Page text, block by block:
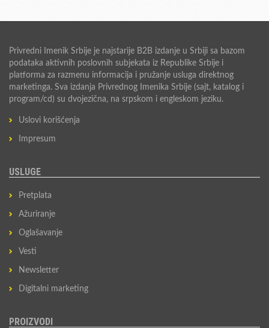
Privredni Imenik Srbije je najstarije B2B izdanje u Srbiji sa bazom
podataka aktivnih poslovnih subjekata iz Republike Srbije i
platforma za razmenu informacija i pružanje usluga direktnog
marketinga. Sva izdanja Privrednog Imenika Srbije (sajt, katalog i
program/cd) su dvojezična, na srpskom i engleskom jeziku.
Uslovi korišćenja
Impresum
USLUGE
Pretplata
Ažuriranje
Oglašavanje
Vesti
Newsletter
Digitalni marketing
PROIZVODI